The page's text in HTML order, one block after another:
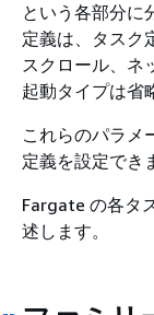
という各部分に
定義は、タスク
スクロール、ネ
起動タイプは省
これらのパラメ
定義を設定でき
Fargate の各タ
述します。